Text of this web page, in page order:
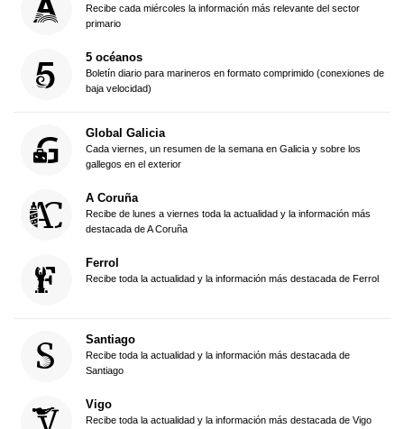
Recibe cada miércoles la información más relevante del sector
primario
5 océanos
Boletín diario para marineros en formato comprimido (conexiones de
baja velocidad)
Global Galicia
Cada viernes, un resumen de la semana en Galicia y sobre los
gallegos en el exterior
A Coruña
Recibe de lunes a viernes toda la actualidad y la información más
destacada de A Coruña
Ferrol
Recibe toda la actualidad y la información más destacada de Ferrol
Santiago
Recibe toda la actualidad y la información más destacada de
Santiago
Vigo
Recibe toda la actualidad y la información más destacada de Vigo